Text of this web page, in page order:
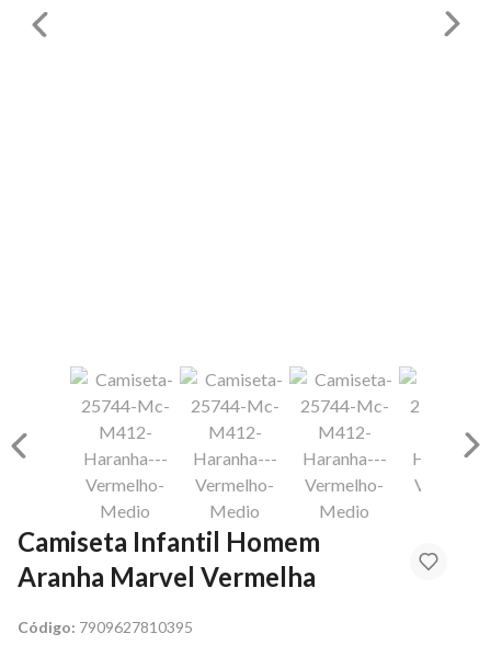
Camiseta Infantil Homem
Aranha Marvel Vermelha
Código: 7909627810395